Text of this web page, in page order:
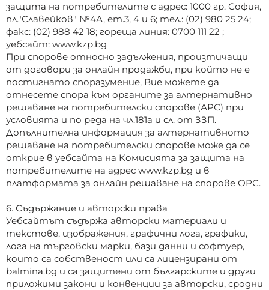
защита на потребителите с адрес: 1000 гр. София,
пл."Славейков" №4А, ет.3, 4 и 6; тел.: (02) 980 25 24;
факс: (02) 988 42 18; гореща линия: 0700 111 22 ;
уебсайт: www.kzp.bg
При спорове относно задължения, произтичащи
от договори за онлайн продажби, при който не е
постигнато споразумение, Вие можете да
отнесете спора към органите за алтернативно
решаване на потребителски спорове (АРС) при
условията и по реда на чл.181а и сл. от ЗЗП.
Допълнителна информация за алтернативното
решаване на потребителски спорове може да се
открие в уебсайта на Комисията за защита на
потребителите на адрес www.kzp.bg и в
платформата за онлайн решаване на спорове ОРС.
6. Съдържание и авторски права
Уебсайтът съдържа авторски материали и
текстове, изображения, графични лога, графики,
лога на търговски марки, бази данни и софтуер,
които са собственост или са лицензирани от
balmina.bg и са защитени от българските и други
приложими закони и конвенции за авторски, сродни